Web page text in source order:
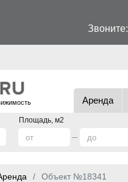
Звоните:
Аренда
Площадь, м2
Объект №18341